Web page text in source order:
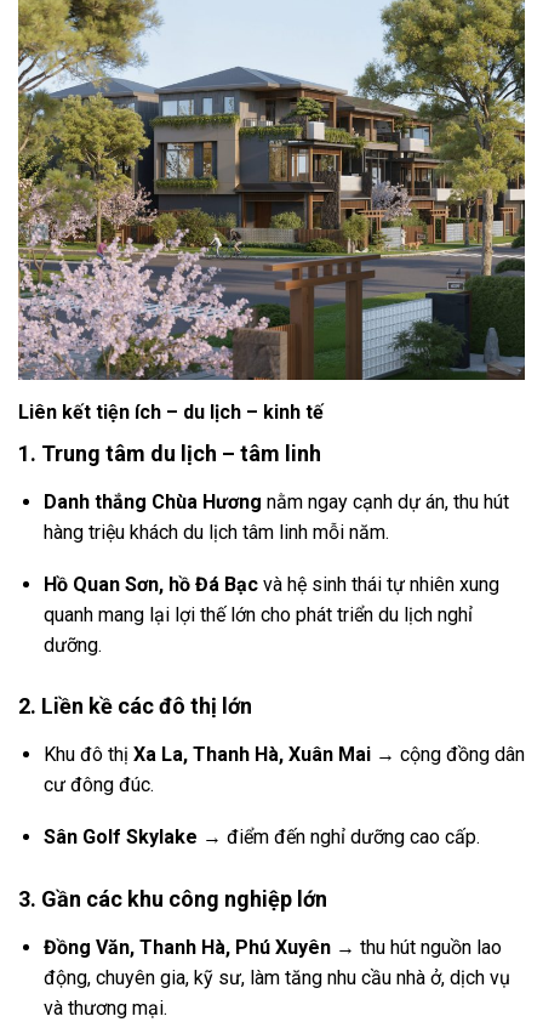
Liên kết tiện ích – du lịch – kinh tế
1. Trung tâm du lịch – tâm linh
Danh thắng Chùa Hương nằm ngay cạnh dự án, thu hút
hàng triệu khách du lịch tâm linh mỗi năm.
Hồ Quan Sơn, hồ Đá Bạcvà hệ sinh thái tự nhiên xung
quanh mang lại lợi thế lớn cho phát triển du lịch nghỉ
dưỡng.
2. Liền kề các đô thị lớn
Khu đô thị Xa La, Thanh Hà, Xuân Mai→ cộng đồng dân
cư đông đúc.
Sân Golf Skylake → điểm đến nghỉ dưỡng cao cấp.
3. Gần các khu công nghiệp lớn
Đồng Văn, Thanh Hà, Phú Xuyên→ thu hút nguồn lao
động, chuyên gia, kỹ sư, làm tăng nhu cầu nhà ở, dịch vụ
và thương mại.